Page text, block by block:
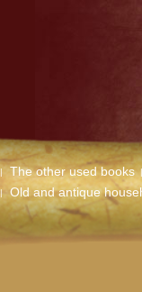
The other used books
Old and antique